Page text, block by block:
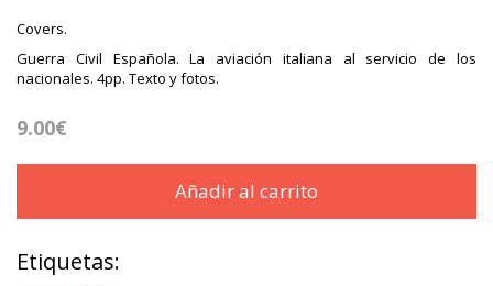
Covers.
Guerra Civil Española. La aviación italiana al servicio de los
nacionales. 4pp. Texto y fotos.
9.00€
Añadir al carrito
Etiquetas: